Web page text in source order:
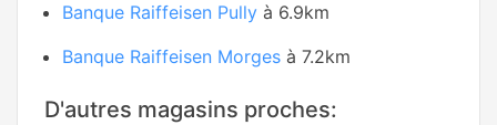
Banque Raiffeisen Pully à 6.9km
Banque Raiffeisen Morges à 7.2km
D'autres magasins proches: